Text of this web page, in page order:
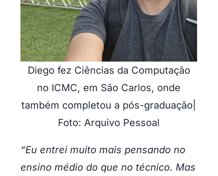
Diego fez Ciências da Computação
no ICMC, em São Carlos, onde
também completou a pós-graduação|
Foto: Arquivo Pessoal
“Eu entrei muito mais pensando no
ensino médio do que no técnico. Mas